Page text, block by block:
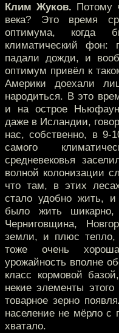
Клим Жуков. Потому
века? Это время
оптимума, когда
климатический фон:
падали дожди, и
оптимум привёл к
Америки доехали
народиться. В это
и на острое
даже в Исландии,
нас, собственно, в 9-
самого
средневековья
волной колонизации
что там, в этих
стало удобно жить,
было жить
Черниговщина,
земли, и плюс тепло,
тоже очень
урожайность вполне
класс кормовой
некие элементы
товарное зерно
население не мёрло с
хватало.